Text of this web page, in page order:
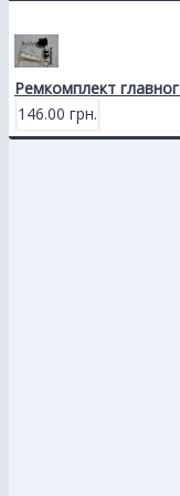
Ремкомплект
146.00 грн.